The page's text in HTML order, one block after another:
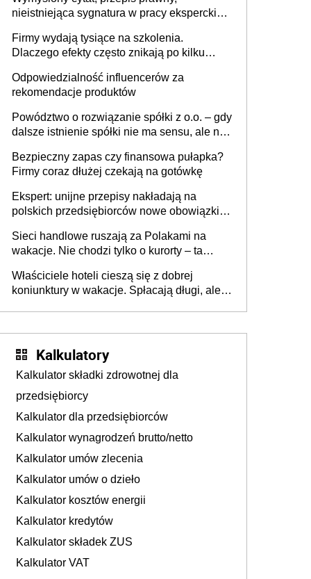
nieistniejąca sygnatura w pracy eksperckiej -
firmie
Firmy wydają tysiące na szkolenia.
Dlaczego efekty często znikają po kilku
Odpowiedzialność influencerów za
rekomendacje produktów
Powództwo o rozwiązanie spółki z o.o. – gdy
dalsze istnienie spółki nie ma sensu, ale nie
Bezpieczny zapas czy finansowa pułapka?
Firmy coraz dłużej czekają na gotówkę
Ekspert: unijne przepisy nakładają na
polskich przedsiębiorców nowe obowiązki w
Sieci handlowe ruszają za Polakami na
wakacje. Nie chodzi tylko o kurorty – ta
tam, gdzie wielu spędzi urlop po cichu
Właściciele hoteli cieszą się z dobrej
koniunktury w wakacje. Spłacają długi, ale
Kalkulatory
Kalkulator składki zdrowotnej dla
przedsiębiorcy
Kalkulator dla przedsiębiorców
Kalkulator wynagrodzeń brutto/netto
Kalkulator umów zlecenia
Kalkulator umów o dzieło
Kalkulator kosztów energii
Kalkulator kredytów
Kalkulator składek ZUS
Kalkulator VAT